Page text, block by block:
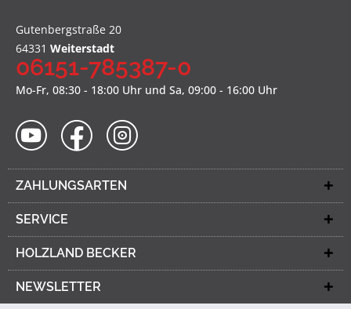
Gutenbergstraße 20
64331 Weiterstadt
06151-785387-0
Mo-Fr, 08:30 - 18:00 Uhr und Sa, 09:00 - 16:00 Uhr
ZAHLUNGSARTEN
SERVICE
HOLZLAND BECKER
NEWSLETTER